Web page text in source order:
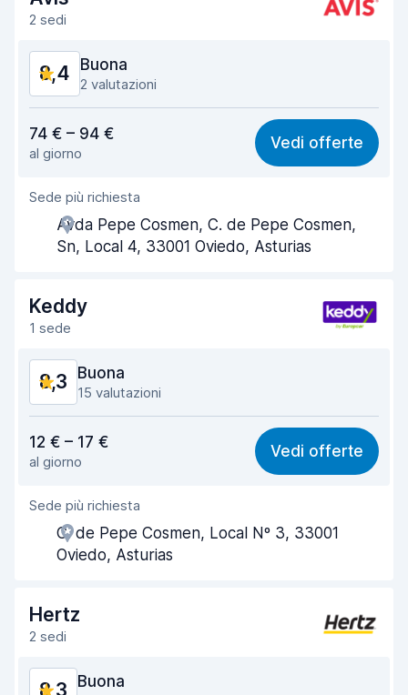
Condizioni dell'auto
2 sedi
8,4 Buona
2 valutazioni
8,2
Facile da trovare 8,2
Gentilezza degli agenti
Rapidità del ritiro
Pulizia del veicolo 8,8
Condizioni dell'auto
74 € – 94 €
al giorno
Vedi offerte
Sede più richiesta
Avda Pepe Cosmen, C. de Pepe Cosmen,
Sn, Local 4, 33001 Oviedo, Asturias
Keddy
1 sede
8,3 Buona
15 valutazioni
8,2
Facile da trovare 6,7
Gentilezza degli agenti
Rapidità del ritiro
Pulizia del veicolo 8,5
Condizioni dell'auto
12 € – 17 €
al giorno
Vedi offerte
Sede più richiesta
C. de Pepe Cosmen, Local Nº 3, 33001
Oviedo, Asturias
Hertz
2 sedi
8,3 Buona